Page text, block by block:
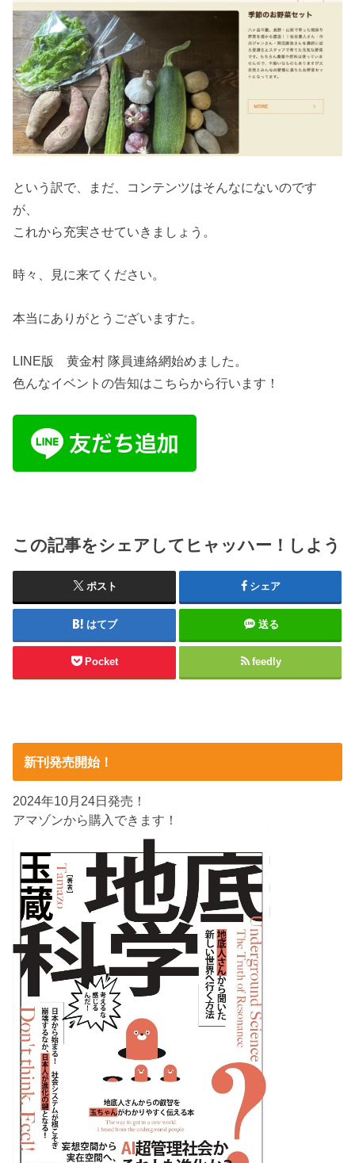
という訳で、まだ、コンテンツはそんなにないのです
が、
これから充実させていきましょう。
時々、見に来てください。
本当にありがとうございますた。
LINE版 黄金村 隊員連絡網始めました。
色んなイベントの告知はこちらから行います！
この記事をシェアしてヒャッハー！しよう
ポスト シェア
はてブ 送る
Pocket feedly
新刊発売開始！
2024年10月24日発売！
アマゾンから購入できます！